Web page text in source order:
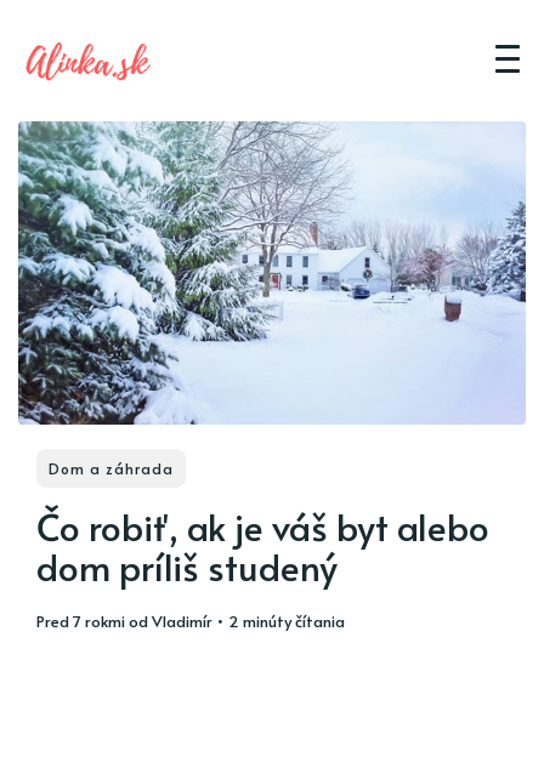
Dom a záhrada
Čo robiť, ak je váš byt alebo
dom príliš studený
pred 7 rokmiodVladimír • 2 minúty čítania